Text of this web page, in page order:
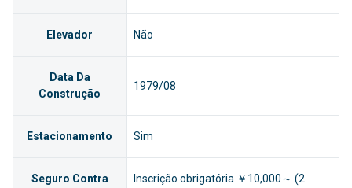
Elevador Não
Data Da
Construção
1979/08
Estacionamento Sim
Seguro Contra
Inscrição obrigatória ￥10,000～ (2